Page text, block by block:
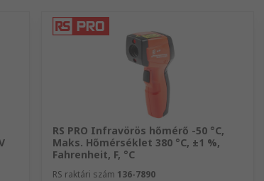
RS PRO Infravörös hőmérő -50 °C,
Maks. Hőmérséklet 380 °C, ±1 %,
Fahrenheit, F, °C
RS raktári szám 136-7890